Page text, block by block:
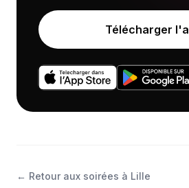
Télécharger
← Retour aux soirées à Lille